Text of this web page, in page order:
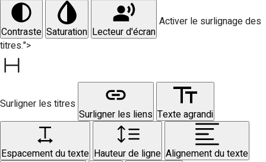
Contraste Saturation Lecteur d'écran
Activer le surlignage des
titres.">
Surligner les titres
Surligner les liens Texte agrandi
Espacement du texte Hauteur de ligne Alignement du texte